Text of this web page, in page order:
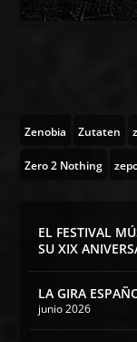
Zenobia Zutaten
Zero 2 Nothing
EL FESTIVAL
SU XIX
LA GIRA
junio 2026